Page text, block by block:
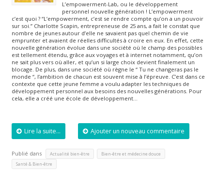
L’empowerment-Lab, ou le développement
personnel nouvelle génération ! L’empowerment
c’est quoi ? “L’empowerment, c’est se rendre compte qu’on a un pouvoir
sur soi.” Charlotte Scapin, entrepreneuse de 25 ans, a fait le constat que
nombre de jeunes autour d’elle ne savaient pas quel chemin de vie
emprunter et avaient de réelles difficultés à croire en eux. En effet, cette
nouvelle génération évolue dans une société où le champ des possibles
est tellement étendu, grâce aux voyages et à internet notamment, qu’on
ne sait plus vers où aller, et qu’un si large choix devient finalement un
blocage. De plus, dans une société où règne le “ Tu ne changeras pas le
monde “, l’ambition de chacun est souvent mise à l’épreuve. C’est dans ce
contexte que cette jeune femme a voulu adapter les techniques de
développement personnel aux besoins des nouvelles générations. Pour
cela, elle a créé une école de développement…
Lire la suite... Ajouter un nouveau commentaire
Publié dans Actualité bien-être Bien-être et médecine douce
Santé & Bien-être